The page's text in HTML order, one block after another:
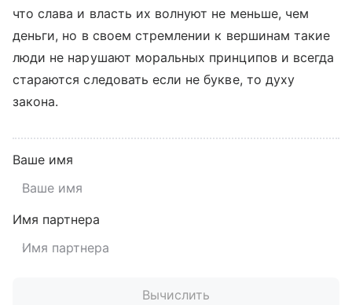
что слава и власть их волнуют не меньше, чем
деньги, но в своем стремлении к вершинам такие
люди не нарушают моральных принципов и всегда
стараются следовать если не букве, то духу
закона.
Ваше имя
Имя партнера
Вычислить